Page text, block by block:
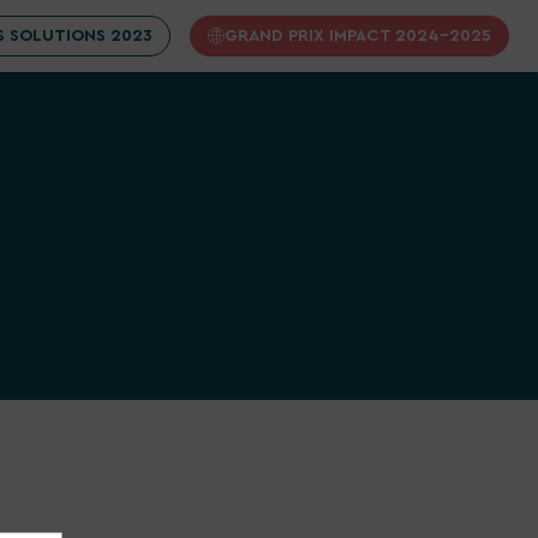
SOLUTIONS 2023 GRAND PRIX IMPACT 2024-2025